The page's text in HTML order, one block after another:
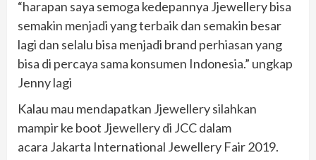
“harapan saya semoga kedepannya Jjewellery bisa
semakin menjadi yang terbaik dan semakin besar
lagi dan selalu bisa menjadi brand perhiasan yang
bisa di percaya sama konsumen Indonesia.” ungkap
Jenny lagi
Kalau mau mendapatkan Jjewellery silahkan
mampir ke boot Jjewellery di JCC dalam
acara Jakarta International Jewellery Fair 2019.